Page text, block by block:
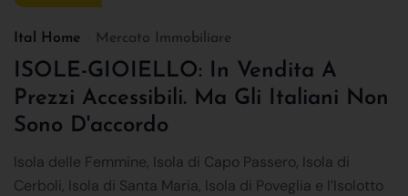
Ital Home Mercato Immobiliare
ISOLE-GIOIELLO: In Vendita A
Prezzi Accessibili. Ma Gli Italiani Non
Sono D'accordo
Isola delle Femmine, Isola di Capo Passero, Isola di
Cerboli, Isola di Santa Maria, Isola di Poveglia e l’Isolotto